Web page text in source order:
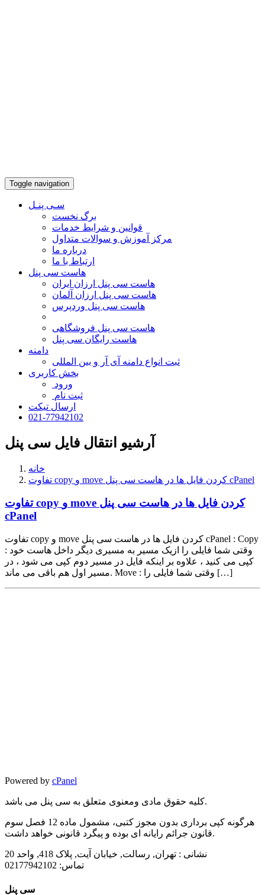
Toggle navigation
سـی پنـل
برگ نخست
قوانین و شرایط خدمات
مرکز آموزش و سوالات متداول
درباره ما
ارتباط با ما
هاست سی پنل
هاست سی پنل ارزان ایران
هاست سی پنل ارزان آلمان
هاست سی پنل وردپرس
هاست سی پنل فروشگاهی
هاست رایگان سی پنل
دامنه
ثبت انواع دامنه آی آر و بین المللی
بخش کاربری
ورود
ثبت نام
ارسال تیکت
021-77942102
آرشیو انتقال فایل سی پنل
خانه
تفاوت copy و move کردن فایل ها در هاست سی پنل cPanel
تفاوت copy و move کردن فایل ها در هاست سی پنل
cPanel
تفاوت copy و move کردن فایل ها در هاست سی پنل cPanel : Copy
: وقتی شما فایلی را ازیک مسیر به مسیری دیگر داخل هاست خود
کپی می کنید ، علاوه بر اینکه فایل در مسیر دوم کپی می شود ، در
مسیر اول هم باقی می ماند. Move : وقتی شما فایلی را […]
Powered by cPanel
کلیه حقوق مادی ومعنوی متعلق به سی پنل می باشد.
هرگونه کپی برداری بدون مجوز کتبی، مشمول ماده 12 فصل سوم
قانون جرائم رایانه ای بوده و پیگرد قانونی خواهد داشت.
نشانی : تهران, رسالت, خیابان آیت, پلاک 418, واحد 20
تماس:
سی پنل